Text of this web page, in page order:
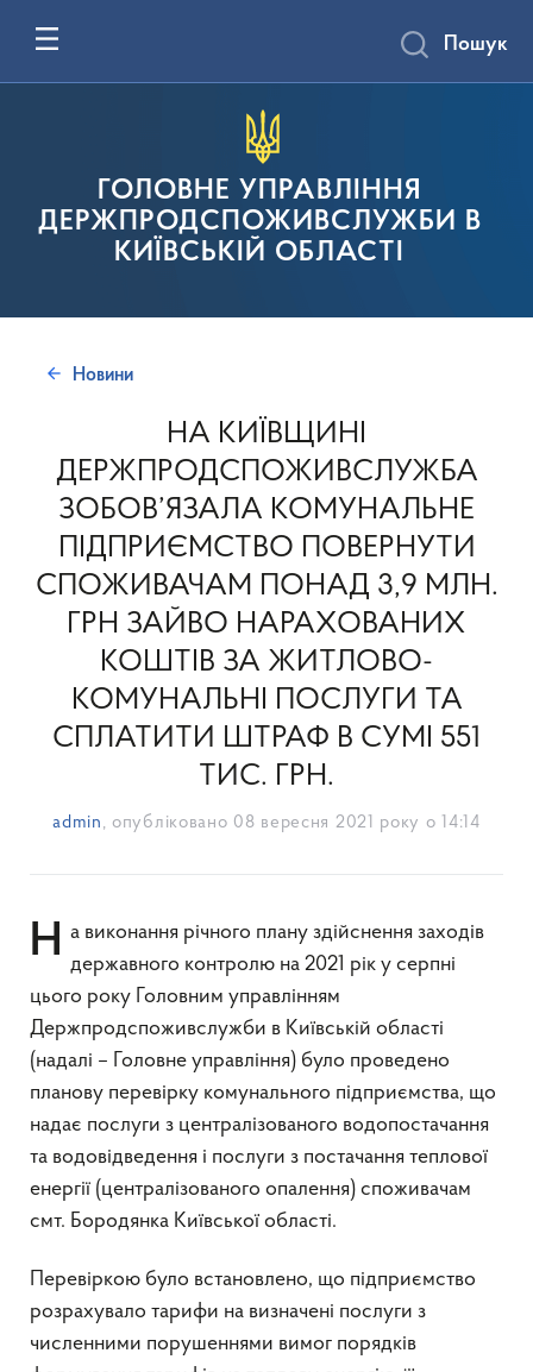
ГОЛОВНЕ УПРАВЛІННЯ
ДЕРЖПРОДСПОЖИВСЛУЖБИ В
КИЇВСЬКІЙ ОБЛАСТІ
Пошук
Новини
НА КИЇВЩИНІ
ДЕРЖПРОДСПОЖИВСЛУЖБА
ЗОБОВ’ЯЗАЛА КОМУНАЛЬНЕ
ПІДПРИЄМСТВО ПОВЕРНУТИ
СПОЖИВАЧАМ ПОНАД 3,9 МЛН.
ГРН ЗАЙВО НАРАХОВАНИХ
КОШТІВ ЗА ЖИТЛОВО-
КОМУНАЛЬНІ ПОСЛУГИ ТА
СПЛАТИТИ ШТРАФ В СУМІ 551
ТИС. ГРН.
admin , опубліковано 08 вересня 2021 року о 14:14
На виконання річного плану здійснення заходів державного контролю на 2021 рік у серпні
цього року Головним управлінням
Держпродспоживслужби в Київській області
(надалі – Головне управління) було проведено
планову перевірку комунального підприємства, що
надає послуги з централізованого водопостачання
та водовідведення і послуги з постачання теплової
енергії (централізованого опалення) споживачам
смт. Бородянка Київської області.
Перевіркою було встановлено, що підприємство
розрахувало тарифи на визначені послуги з
численними порушеннями вимог порядків